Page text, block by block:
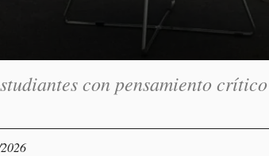
con pensamiento crítico